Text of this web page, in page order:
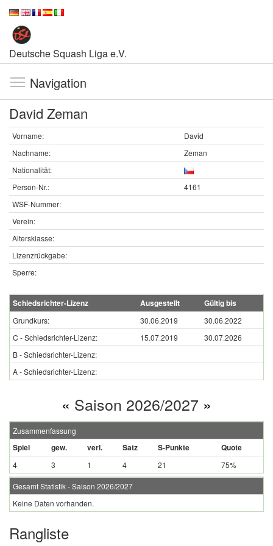
Deutsche Squash Liga e.V.
Navigation
David Zeman
Vorname:
David
Nachname:
Zeman
Nationalität:
Person-Nr.:
4161
WSF-Nummer:
Verein:
Altersklasse:
Lizenzrückgabe:
Sperre:
Schiedsrichter-Lizenz Ausgestellt Gültig bis
Grundkurs: 30.06.2019
30.06.2022
C - Schiedsrichter-Lizenz:
15.07.2019
30.07.2026
B - Schiedsrichter-Lizenz:
A - Schiedsrichter-Lizenz:
« Saison 2026/2027 »
Zusammenfassung
Spiel gew. verl. Satz S-Punkte Quote
4 3 1 4 21 75%
Gesamt Statistik - Saison 2026/2027
Keine Daten vorhanden.
Rangliste